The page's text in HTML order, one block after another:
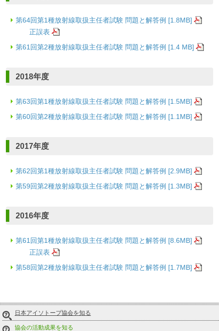
第64回第1種放射線取扱主任者試験 問題と解答例 [1.8MB]
正誤表
第61回第2種放射線取扱主任者試験 問題と解答例 [1.4 MB]
2018年度
第63回第1種放射線取扱主任者試験 問題と解答例 [1.5MB]
第60回第2種放射線取扱主任者試験 問題と解答例 [1.1MB]
2017年度
第62回第1種放射線取扱主任者試験 問題と解答例 [2.9MB]
第59回第2種放射線取扱主任者試験 問題と解答例 [1.3MB]
2016年度
第61回第1種放射線取扱主任者試験 問題と解答例 [8.6MB]
正誤表
第58回第2種放射線取扱主任者試験 問題と解答例 [1.7MB]
日本アイソトープ協会を知る
協会の活動成果を知る